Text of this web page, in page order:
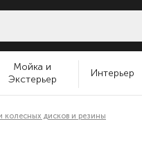
Мойка и
Экстерьер
Интерьер
колесных дисков и резины